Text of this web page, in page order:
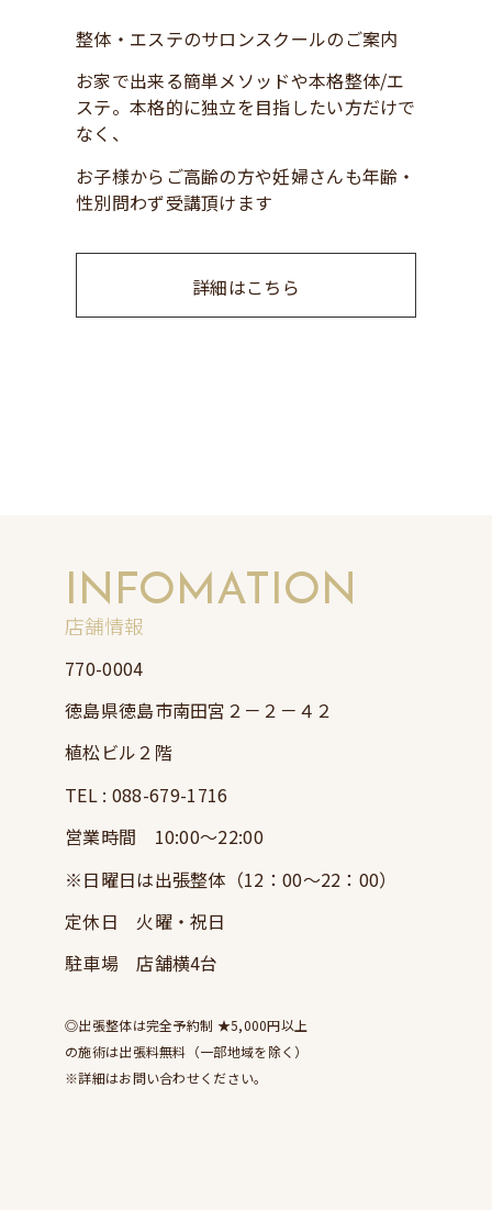
整体・エステのサロンスクールのご案内
お家で出来る簡単メソッドや本格整体/エ
ステ。本格的に独立を目指したい方だけで
なく、
お子様からご高齢の方や妊婦さんも年齢・
性別問わず受講頂けます
詳細はこちら
INFOMATION
店舗情報
770-0004
徳島県徳島市南田宮２－２－４２
植松ビル２階
TEL : 088-679-1716
営業時間 10:00～22:00
※日曜日は出張整体（12：00～22：00）
定休日 火曜・祝日
駐車場 店舗横4台
◎出張整体は完全予約制 ★5,000円以上
の施術は出張料無料（一部地域を除く）
※詳細はお問い合わせください。